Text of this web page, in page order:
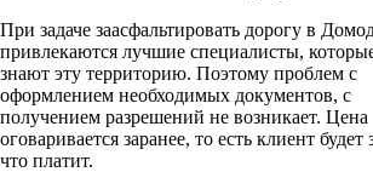
При задаче заасфальтировать дорогу в
привлекаются лучшие специалисты,
знают эту территорию. Поэтому проблем с
оформлением необходимых документов, с
получением разрешений не возникает. Цена
оговаривается заранее, то есть клиент будет
что платит.